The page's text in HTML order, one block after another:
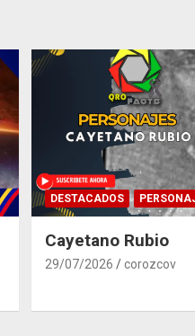
DESTACADOS
Cayetano Rubio
29/07/2026 corozcov